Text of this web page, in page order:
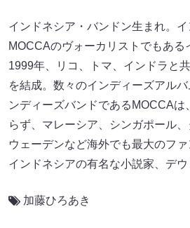
インドネシア・バンドン生まれ。
MOCCAのヴォーカリストでもある
1999年、リコ、トマ、インドラと
を結成。数々のインディーズアル
ンディーズバンドであるMOCCAは
らず、マレーシア、シンガポール
ウェーデンなど海外でも最大のファ
インドネシアの有名な小説家、デウ
加藤ひろあき